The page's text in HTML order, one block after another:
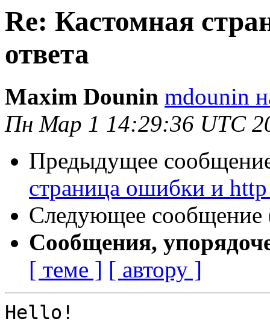
Re: Кастомная
ответа
Maxim Dounin mdounin
Пн Мар 1 14:29:36 UTC
Предыдущее
страница ошибки и http
Следующее сообщение
Сообщения,
[ теме ] [ автору ]
Hello!